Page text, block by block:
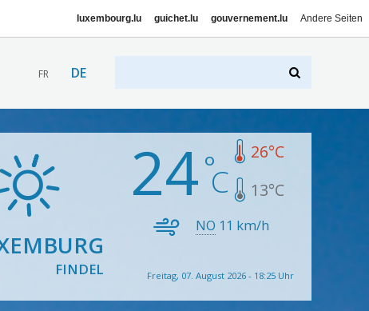
luxembourg.lu guichet.lu gouvernement.lu Andere Seiten
FR DE
FINDEL
24 26°C
13°C
NO 11 km/h
Freitag, 07. August 2026 - 18:25 Uhr